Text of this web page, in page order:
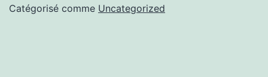
Catégorisé comme Uncategorized